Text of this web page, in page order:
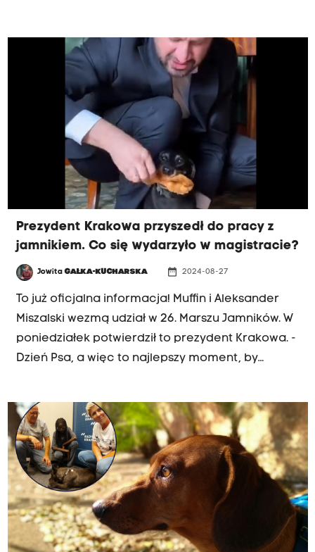
Kraków wielokrotnie już udowadniali, że mają
wielkie serca. Dlatego, tradycyjnie już,
zachęcamy do włączenia się w zbiórkę karmy
dla psów i kotów - podopiecznych
Stowarzyszenia "Przytul Sierściucha". Zaczynamy
w poniedziałek 2 września.
Prezydent Krakowa przyszedł do pracy z
jamnikiem. Co się wydarzyło w magistracie?
JowitaGAŁKA-KUCHARSKA date_range 2024-08-27
To już oficjalna informacja! Muffin i Aleksander
Miszalski wezmą udział w 26. Marszu Jamników. W
poniedziałek potwierdził to prezydent Krakowa. -
Dzień Psa, a więc to najlepszy moment, by
Forum Kultury. Muffin oczywiście będzie – napisał
w mediach społecznościowych.